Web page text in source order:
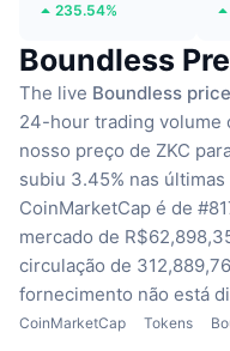
235.54%
Boundless
The live Boundless
24-hour trading volume
nosso preço de ZKC
subiu 3.45% nas
CoinMarketCap é de
mercado de
circulação de
fornecimento não está
CoinMarketCap Tokens